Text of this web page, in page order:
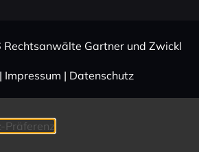
Gartner und Zwickl
| Impressum | Daten­schutz
Präferenz